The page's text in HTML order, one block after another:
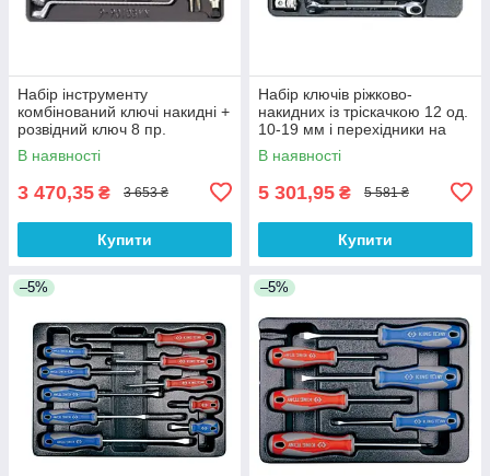
Набір інструменту
комбінований ключі накидні +
розвідний ключ 8 пр.
В наявності
3 470,35 ₴ 3 653 ₴
Купити
Набір ключів ріжково-
накидних із тріскачкою 12 од.
10-19 мм і перехідники на
1/4", 3/8", 1/2"
В наявності
5 301,95 ₴ 5 581 ₴
Купити
–5% –5%